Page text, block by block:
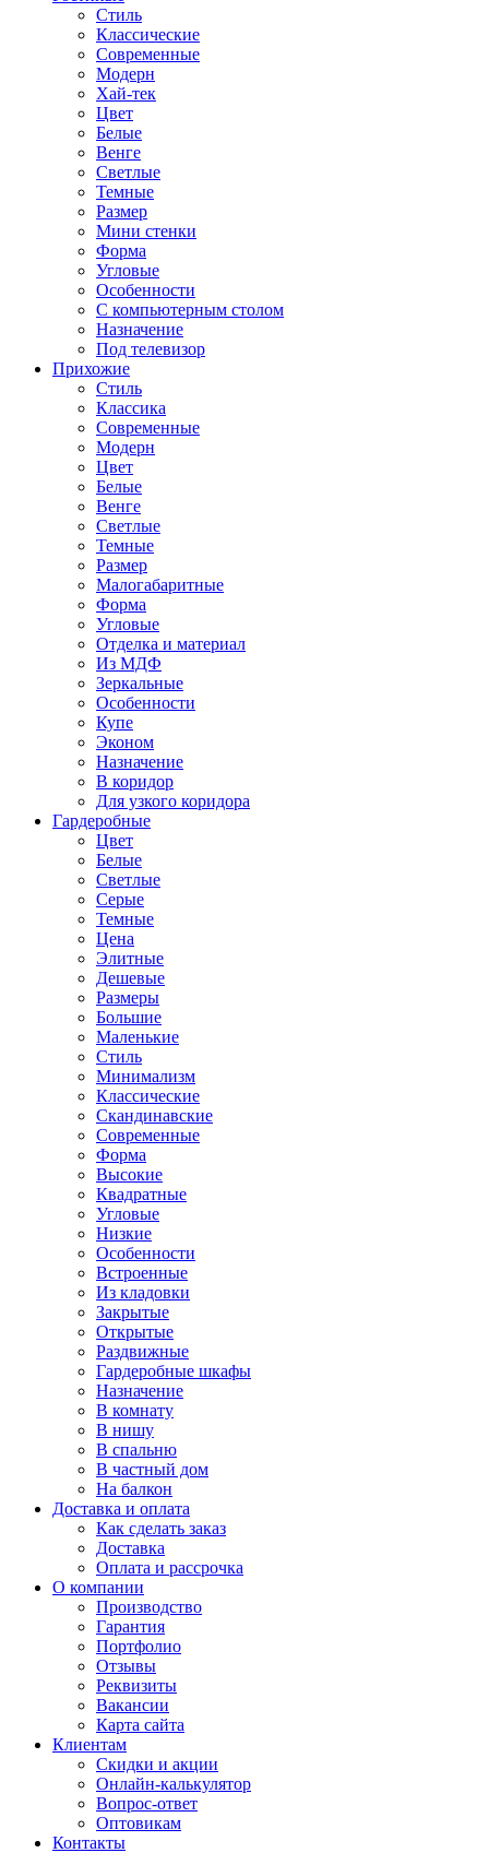
Стиль
Классические
Современные
Модерн
Хай-тек
Цвет
Белые
Венге
Светлые
Темные
Размер
Мини стенки
Форма
Угловые
Особенности
С компьютерным столом
Назначение
Под телевизор
Прихожие
Стиль
Классика
Современные
Модерн
Цвет
Белые
Венге
Светлые
Темные
Размер
Малогабаритные
Форма
Угловые
Отделка и материал
Из МДФ
Зеркальные
Особенности
Купе
Эконом
Назначение
В коридор
Для узкого коридора
Гардеробные
Цвет
Белые
Светлые
Серые
Темные
Цена
Элитные
Дешевые
Размеры
Большие
Маленькие
Стиль
Минимализм
Классические
Скандинавские
Современные
Форма
Высокие
Квадратные
Угловые
Низкие
Особенности
Встроенные
Из кладовки
Закрытые
Открытые
Раздвижные
Гардеробные шкафы
Назначение
В комнату
В нишу
В спальню
В частный дом
На балкон
Доставка и оплата
Как сделать заказ
Доставка
Оплата и рассрочка
О компании
Производство
Гарантия
Портфолио
Отзывы
Реквизиты
Вакансии
Карта сайта
Клиентам
Скидки и акции
Онлайн-калькулятор
Вопрос-ответ
Оптовикам
Контакты